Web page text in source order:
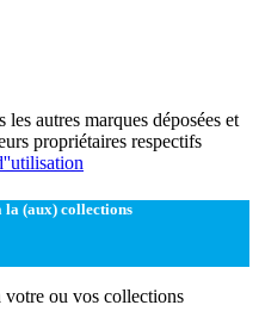
autres marques déposées et
propriétaires respectifs
la (aux) collections
votre ou vos collections